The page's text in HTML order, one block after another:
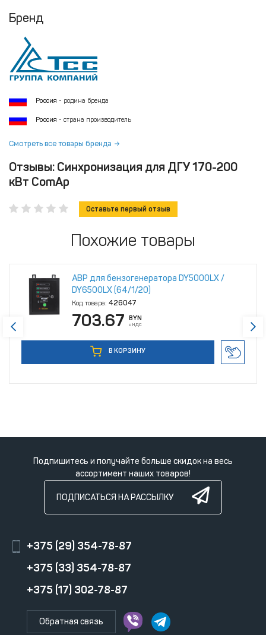
Бренд
Россия - родина бренда
Россия - страна производитель
Смотреть все товары бренда
Отзывы: Синхронизация для ДГУ 170-200
кВт ComAp
Оставьте первый отзыв
Похожие товары
АВР для бензогенератора DY5000LX /
DY6500LX (64/1/20)
Код товара: 426047
703.67 BYN
с НДС
В КОРЗИНУ
Подпишитесь и получайте больше скидок на весь
ассортимент наших товаров!
ПОДПИСАТЬСЯ НА РАССЫЛКУ
+375 (29) 354-78-87
+375 (33) 354-78-87
+375 (17) 302-78-87
Обратная связь